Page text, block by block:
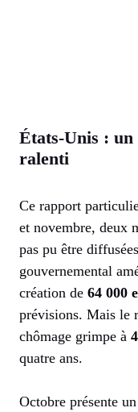
États-Unis :
ralenti
Ce rapport
et novembre, deux
pas pu être
gouvernemental
création de 64 000
prévisions. Mais le
chômage grimpe à
quatre ans.
Octobre présente